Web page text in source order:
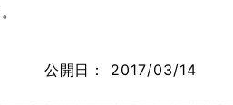
公開日： 2017/03/14